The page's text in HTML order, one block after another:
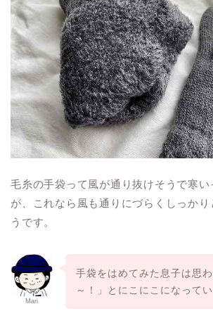
毛糸の手袋って風が通り抜けそうで寒い
が、これなら風も通りにづらくしっか
うです。
Mari
手袋をはめてみた息子は思
～！」とにこにこになってい